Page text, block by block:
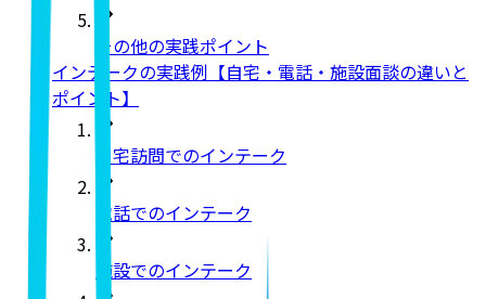
その他の実践ポイント
インテークの実践例【自宅・電話・施設面談の違いと
ポイント】
自宅訪問でのインテーク
電話でのインテーク
施設でのインテーク